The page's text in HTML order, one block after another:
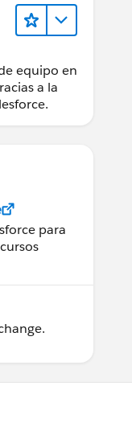
equipo en
a la
para